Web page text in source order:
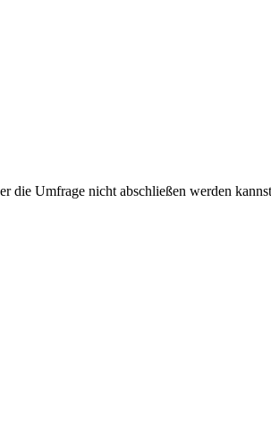
die Umfrage nicht abschließen werden